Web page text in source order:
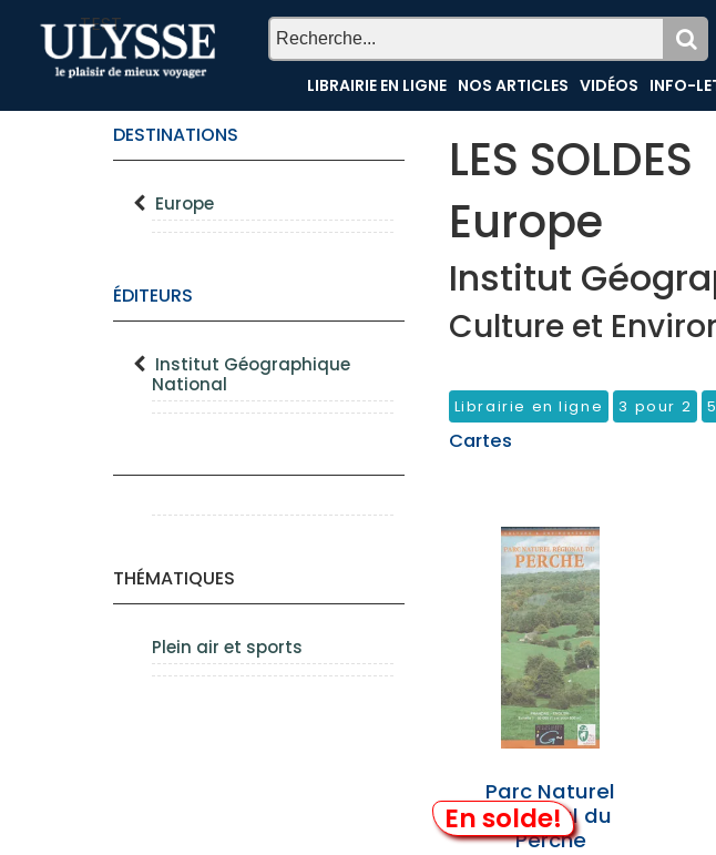
TEST
LIBRAIRIE EN LIGNE NOS ARTICLES VIDÉOS INFO-
DESTINATIONS
Europe
ÉDITEURS
Institut Géographique
National
THÉMATIQUES
Plein air et sports
LES SOLDES
Europe
Institut
Culture et
Librairie en ligne 3 pour 2
Cartes
En solde!
Parc Naturel
Régional du
Perche